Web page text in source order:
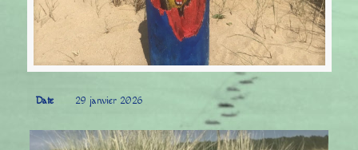
Date 29 janvier 2026